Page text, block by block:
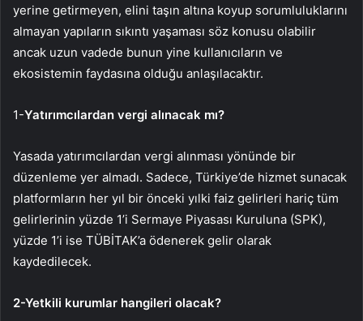
yerine getirmeyen, elini taşın altına koyup sorumluluklarını
almayan yapıların sıkıntı yaşaması söz konusu olabilir
ancak uzun vadede bunun yine kullanıcıların ve
ekosistemin faydasına olduğu anlaşılacaktır.
1-Yatırımcılardan vergi alınacak mı?
Yasada yatırımcılardan vergi alınması yönünde bir
düzenleme yer almadı. Sadece, Türkiye’de hizmet sunacak
platformların her yıl bir önceki yılki faiz gelirleri hariç tüm
gelirlerinin yüzde 1’i Sermaye Piyasası Kuruluna (SPK),
yüzde 1’i ise TÜBİTAK’a ödenerek gelir olarak
kaydedilecek.
2-Yetkili kurumlar hangileri olacak?